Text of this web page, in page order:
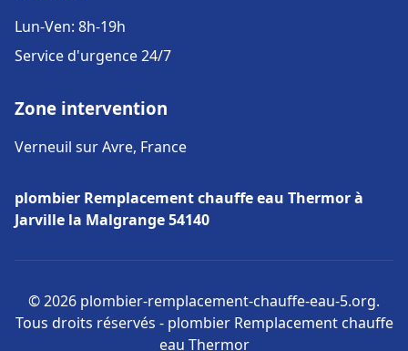
Lun-Ven: 8h-19h
Service d'urgence 24/7
Zone intervention
Verneuil sur Avre, France
plombier Remplacement chauffe eau Thermor à
Jarville la Malgrange 54140
© 2026 plombier-remplacement-chauffe-eau-5.org.
Tous droits réservés - plombier Remplacement chauffe
eau Thermor